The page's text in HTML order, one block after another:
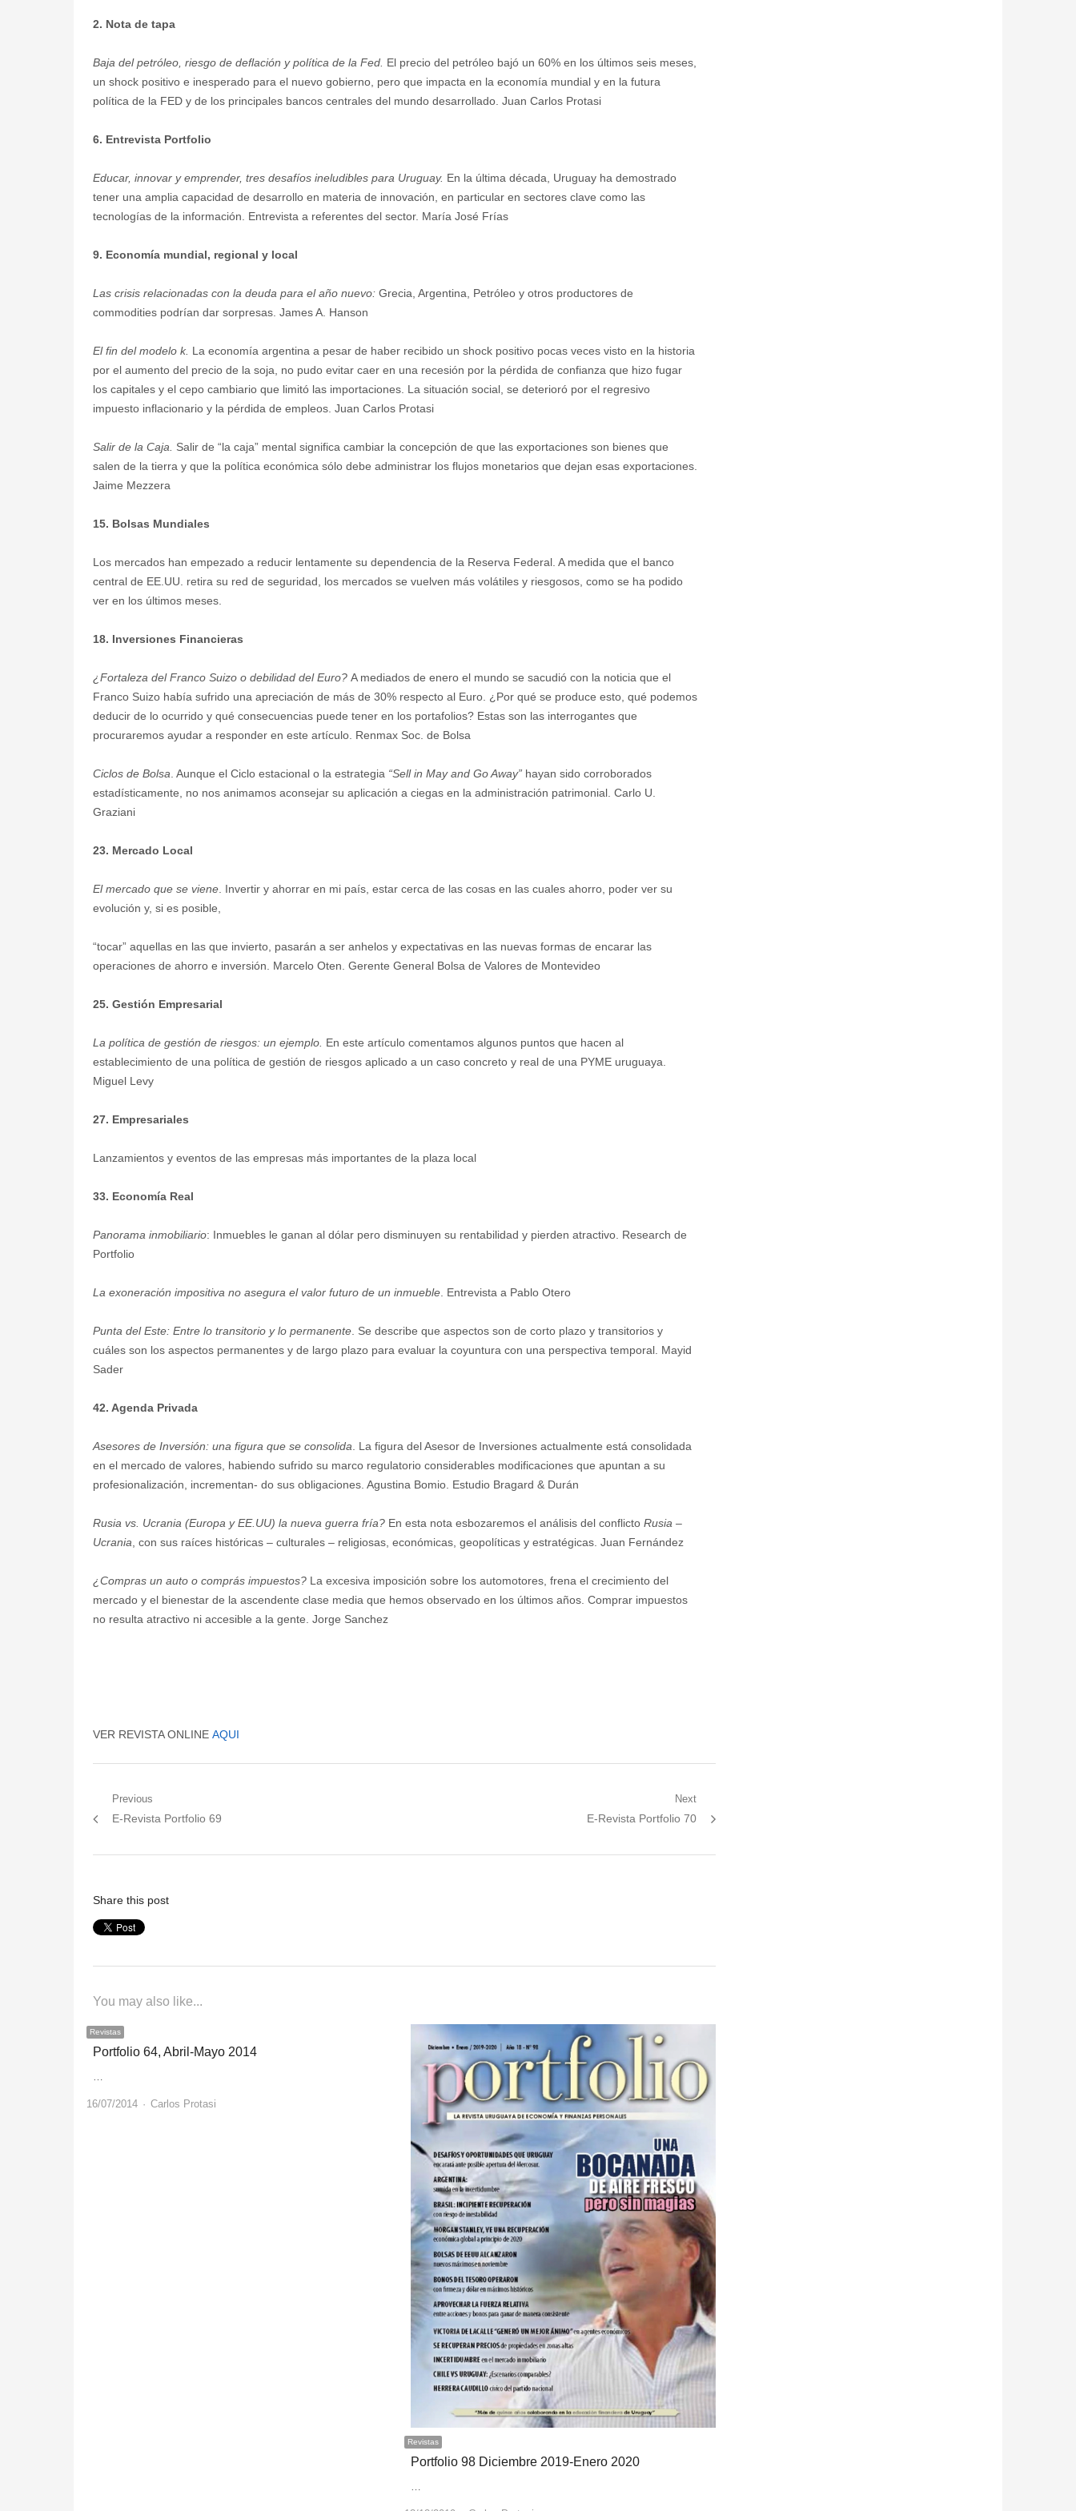
2. Nota de tapa
Baja del petróleo, riesgo de deflación y política de la Fed. El precio del petróleo bajó un 60% en los últimos seis meses,
un shock positivo e inesperado para el nuevo gobierno, pero que impacta en la economía mundial y en la futura
política de la FED y de los principales bancos centrales del mundo desarrollado. Juan Carlos Protasi
6. Entrevista Portfolio
Educar, innovar y emprender, tres desafíos ineludibles para Uruguay. En la última década, Uruguay ha demostrado
tener una amplia capacidad de desarrollo en materia de innovación, en particular en sectores clave como las
tecnologías de la información. Entrevista a referentes del sector. María José Frías
9. Economía mundial, regional y local
Las crisis relacionadas con la deuda para el año nuevo: Grecia, Argentina, Petróleo y otros productores de
commodities podrían dar sorpresas. James A. Hanson
El fin del modelo k. La economía argentina a pesar de haber recibido un shock positivo pocas veces visto en la historia
por el aumento del precio de la soja, no pudo evitar caer en una recesión por la pérdida de confianza que hizo fugar
los capitales y el cepo cambiario que limitó las importaciones. La situación social, se deterioró por el regresivo
impuesto inflacionario y la pérdida de empleos. Juan Carlos Protasi
Salir de la Caja. Salir de “la caja” mental significa cambiar la concepción de que las exportaciones son bienes que
salen de la tierra y que la política económica sólo debe administrar los flujos monetarios que dejan esas exportaciones.
Jaime Mezzera
15. Bolsas Mundiales
Los mercados han empezado a reducir lentamente su dependencia de la Reserva Federal. A medida que el banco
central de EE.UU. retira su red de seguridad, los mercados se vuelven más volátiles y riesgosos, como se ha podido
ver en los últimos meses.
18. Inversiones Financieras
¿Fortaleza del Franco Suizo o debilidad del Euro? A mediados de enero el mundo se sacudió con la noticia que el
Franco Suizo había sufrido una apreciación de más de 30% respecto al Euro. ¿Por qué se produce esto, qué podemos
deducir de lo ocurrido y qué consecuencias puede tener en los portafolios? Estas son las interrogantes que
procuraremos ayudar a responder en este artículo. Renmax Soc. de Bolsa
Ciclos de Bolsa. Aunque el Ciclo estacional o la estrategia “Sell in May and Go Away” hayan sido corroborados
estadísticamente, no nos animamos aconsejar su aplicación a ciegas en la administración patrimonial. Carlo U.
Graziani
23. Mercado Local
El mercado que se viene. Invertir y ahorrar en mi país, estar cerca de las cosas en las cuales ahorro, poder ver su
evolución y, si es posible,
“tocar” aquellas en las que invierto, pasarán a ser anhelos y expectativas en las nuevas formas de encarar las
operaciones de ahorro e inversión. Marcelo Oten. Gerente General Bolsa de Valores de Montevideo
25. Gestión Empresarial
La política de gestión de riesgos: un ejemplo. En este artículo comentamos algunos puntos que hacen al
establecimiento de una política de gestión de riesgos aplicado a un caso concreto y real de una PYME uruguaya.
Miguel Levy
27. Empresariales
Lanzamientos y eventos de las empresas más importantes de la plaza local
33. Economía Real
Panorama inmobiliario: Inmuebles le ganan al dólar pero disminuyen su rentabilidad y pierden atractivo. Research de
Portfolio
La exoneración impositiva no asegura el valor futuro de un inmueble. Entrevista a Pablo Otero
Punta del Este: Entre lo transitorio y lo permanente. Se describe que aspectos son de corto plazo y transitorios y
cuáles son los aspectos permanentes y de largo plazo para evaluar la coyuntura con una perspectiva temporal. Mayid
Sader
42. Agenda Privada
Asesores de Inversión: una figura que se consolida. La figura del Asesor de Inversiones actualmente está consolidada
en el mercado de valores, habiendo sufrido su marco regulatorio considerables modificaciones que apuntan a su
profesionalización, incrementan- do sus obligaciones. Agustina Bomio. Estudio Bragard & Durán
Rusia vs. Ucrania (Europa y EE.UU) la nueva guerra fría? En esta nota esbozaremos el análisis del conflicto Rusia –
Ucrania, con sus raíces históricas – culturales – religiosas, económicas, geopolíticas y estratégicas. Juan Fernández
¿Compras un auto o comprás impuestos? La excesiva imposición sobre los automotores, frena el crecimiento del
mercado y el bienestar de la ascendente clase media que hemos observado en los últimos años. Comprar impuestos
no resulta atractivo ni accesible a la gente. Jorge Sanchez
VER REVISTA ONLINE AQUI
Post
Previous
Previous
E-Revista Portfolio 69
Next
Next
E-Revista Portfolio 70
Share this post
You may also like...
Revistas
Portfolio 64, Abril-Mayo 2014
…
16/07/2014 Author
Carlos Protasi
Revistas
Portfolio 98 Diciembre 2019-Enero 2020
…